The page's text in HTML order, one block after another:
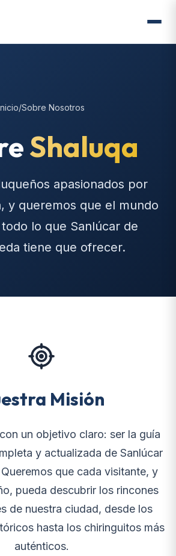
/Sobre Nosotros
Shaluqa
apasionados por
y queremos que el mundo
lo que Sanlúcar de
tiene que ofrecer.
Misión
un objetivo claro: ser la guía
y actualizada de Sanlúcar
que cada visitante, y
pueda descubrir los rincones
de nuestra ciudad, desde los
hasta los chiringuitos más
auténticos.